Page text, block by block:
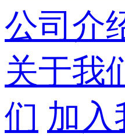
公司介
关于我
们 加入